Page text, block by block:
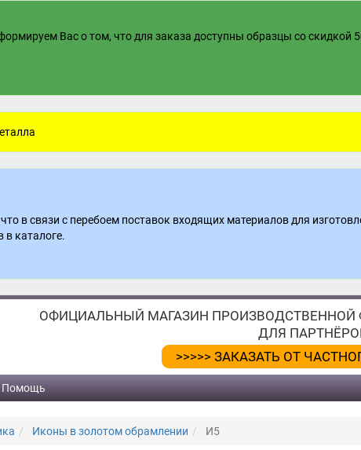
Вас о том, что для заказа доступны образцы со скидкой
в связи с перебоем поставок входящих материалов для
в каталоге.
ОФИЦИАЛЬНЫЙ МАГАЗИН ПРОИЗВОДСТВЕННОЙ
ДЛЯ
>>>>> ЗАКАЗАТЬ ОТ
Помощь
Иконы в золотом обрамлении И5